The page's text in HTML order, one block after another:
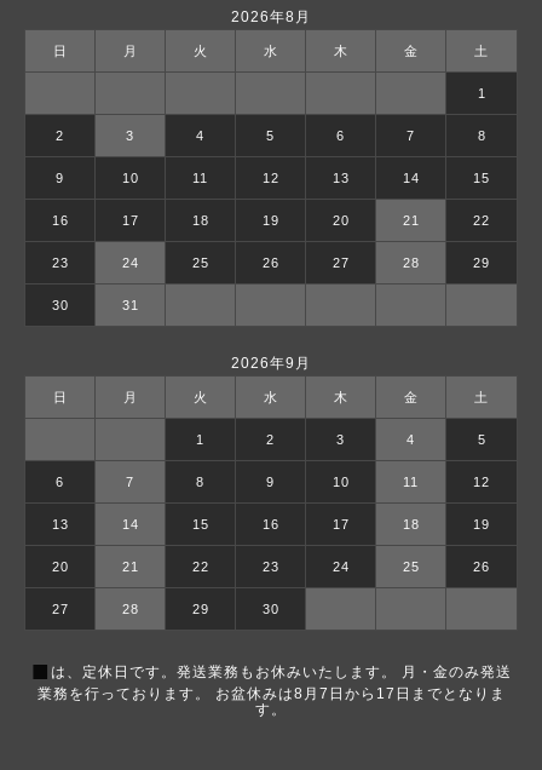
2026年8月
日 月 火 水 木 金 土
1
2 3 4 5 6 7 8
9 10 11 12 13 14 15
16 17 18 19 20 21 22
23 24 25 26 27 28 29
30 31
2026年9月
日 月 火 水 木 金 土
1 2 3 4 5
6 7 8 9 10 11 12
13 14 15 16 17 18 19
20 21 22 23 24 25 26
27 28 29 30
■ は、定休日です。発送業務もお休みいたします。 月・金のみ発送
業務を行っております。 お盆休みは8月7日から17日までとなりま
す。